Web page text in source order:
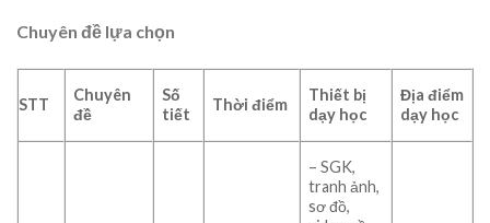
Chuyên đề lựa chọn
STT
Chuyên
đề
Số
tiết
Thời điểm
Thiết bị
dạy học
Địa điểm
dạy học
– SGK,
tranh ảnh,
sơ đồ,